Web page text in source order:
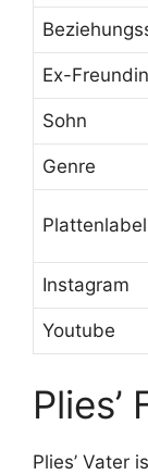
Ex-Freundin
Sohn
Genre
Plattenlabel
Instagram
Youtube
Plies’
Plies’ Vater